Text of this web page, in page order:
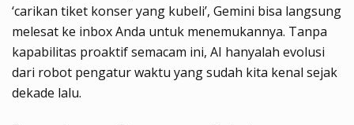
‘carikan tiket konser yang kubeli’, Gemini bisa langsung
melesat ke inbox Anda untuk menemukannya. Tanpa
kapabilitas proaktif semacam ini, AI hanyalah evolusi
dari robot pengatur waktu yang sudah kita kenal sejak
dekade lalu.